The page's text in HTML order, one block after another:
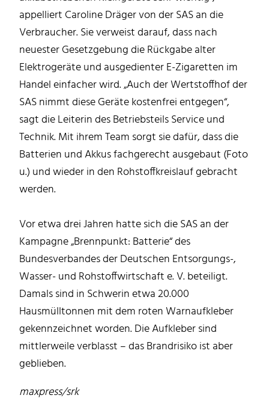
appelliert Caroline Dräger von der SAS an die
Verbraucher. Sie verweist darauf, dass nach
neuester Gesetzgebung die Rückgabe alter
Elektrogeräte und ausgedienter E-Zigaretten im
Handel einfacher wird. „Auch der Wertstoffhof der
SAS nimmt diese Geräte kostenfrei entgegen“,
sagt die Leiterin des Betriebsteils Service und
Technik. Mit ihrem Team sorgt sie dafür, dass die
Batterien und Akkus fachgerecht ausgebaut (Foto
u.) und wieder in den Rohstoffkreislauf gebracht
werden.
Vor etwa drei Jahren hatte sich die SAS an der
Kampagne „Brennpunkt: Batterie“ des
Bundesverbandes der Deutschen Entsorgungs-,
Wasser- und Rohstoffwirtschaft e. V. beteiligt.
Damals sind in Schwerin etwa 20.000
Hausmülltonnen mit dem roten Warnaufkleber
gekennzeichnet worden. Die Aufkleber sind
mittlerweile verblasst – das Brandrisiko ist aber
geblieben.
maxpress/srk